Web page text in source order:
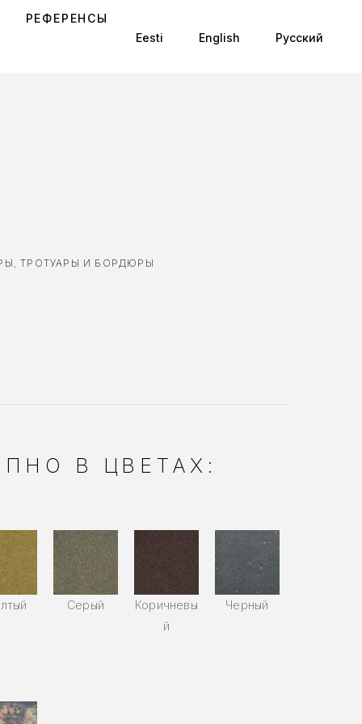
РЕФЕРЕНСЫ
Eesti
English Русский
,ТРОТУАРЫ И БОРДЮРЫ
В ЦВЕТАХ:
Серый
Коричневы
й
Черный